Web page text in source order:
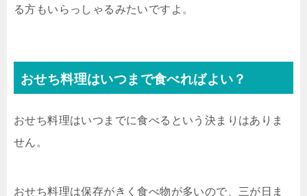
る方もいらっしゃるみたいですよ。
おせち料理はいつまで食べればよい？
おせち料理はいつまでに食べるという決まりはありま
せん。
おせち料理は保存がきく食べ物が多いので、三が日ま